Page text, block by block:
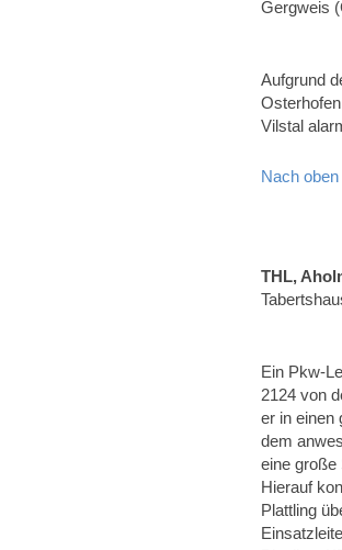
Gergweis
Aufgrund
Vilstal
Nach oben
THL,
Ein Pkw-
2124 von
er in einen
dem
eine große
Hierauf
Plattling